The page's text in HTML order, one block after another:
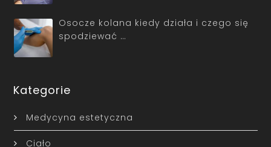
Osocze kolana kiedy działa i czego się
spodziewać …
Kategorie
Medycyna estetyczna
Ciało